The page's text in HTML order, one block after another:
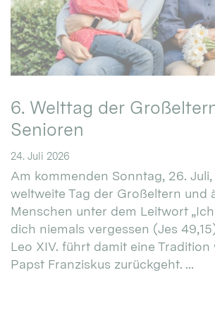
6. Welttag der
Senioren
24. Juli 2026
Am kommenden Sonntag, 26.
weltweite Tag der Großeltern und
Menschen unter dem Leitwort
dich niemals vergessen (Jes
Leo XIV. führt damit eine Tradition
Papst Franziskus zurückgeht. ...